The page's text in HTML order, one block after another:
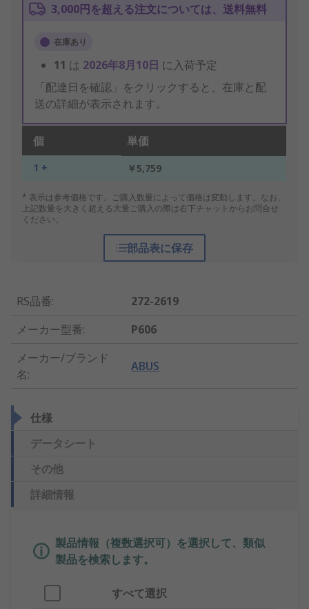
3,000円を超える注文については、送料無料
在庫あり
11 は 2026年8月10日 に入荷予定
「配達日を確認」をクリックすると、在庫と配
送の詳細が表示されます。
個 単価
1 + ￥5,759
* 表示は参考価格です。ご購入数量によって価格は変動します。なお、
上記数量を大きく超える大量ご購入の際は右下チャットからお問合せ
ください。
部品表に保存
RS品番:
272-2619
メーカー型番:
P606
メーカー/ブランド
名:
ABUS
仕様
データシート
その他
詳細情報
製品情報（複数選択可）を選択して、類似
製品を検索します。
すべて選択